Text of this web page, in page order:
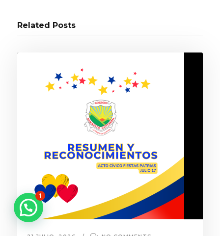
Related Posts
1